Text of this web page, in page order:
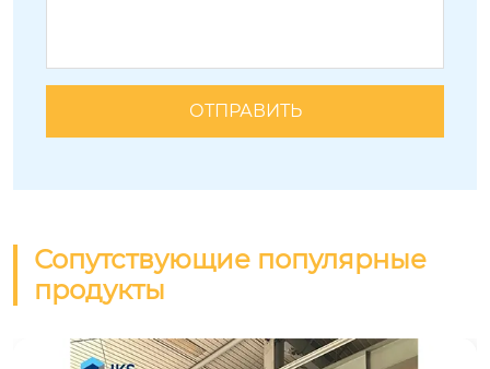
Сопутствующие популярные
продукты